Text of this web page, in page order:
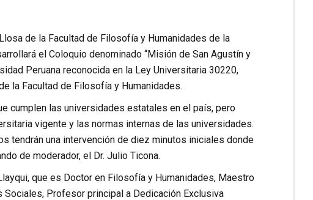
de la Facultad de Filosofía y Humanidades de la
el Coloquio denominado “Misión de San Agustín y
Peruana reconocida en la Ley Universitaria 30220,
la Facultad de Filosofía y Humanidades.
cumplen las universidades estatales en el país, pero
vigente y las normas internas de las universidades.
tendrán una intervención de diez minutos iniciales donde
de moderador, el Dr. Julio Ticona.
que es Doctor en Filosofía y Humanidades, Maestro
Profesor principal a Dedicación Exclusiva